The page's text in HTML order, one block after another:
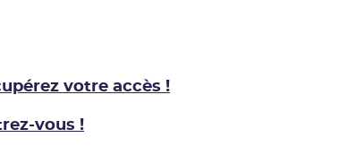
votre accès !
vous !